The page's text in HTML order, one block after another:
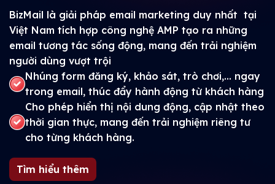
BizMail là giải pháp email marketing duy nhất tại
Việt Nam tích hợp công nghệ AMP tạo ra những
email tương tác sống động, mang đến trải nghiệm
người dùng vượt trội
Nhúng form đăng ký, khảo sát, trò chơi,... ngay
trong email, thúc đẩy hành động từ khách hàng
Cho phép hiển thị nội dung động, cập nhật theo
thời gian thực, mang đến trải nghiệm riêng tư
cho từng khách hàng.
Tìm hiểu thêm